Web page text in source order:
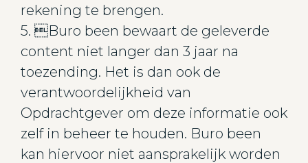
rekening te brengen.
5. Buro been bewaart de geleverde
content niet langer dan 3 jaar na
toezending. Het is dan ook de
verantwoordelijkheid van
Opdrachtgever om deze informatie ook
zelf in beheer te houden. Buro been
kan hiervoor niet aansprakelijk worden